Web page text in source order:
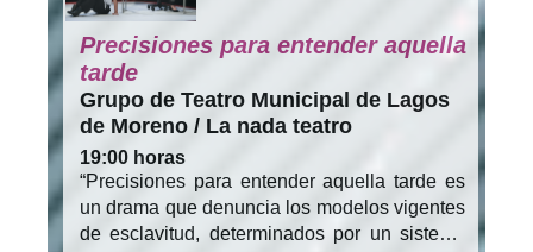
los emisarios de su padre en las filas villistas.
Cautivados por la belleza y la virginal
inocencia de la joven vestida de blanco, los
tres militares se enamoran de ella. Pero Rosa
a su vez se interesa, con nutrido recato, sólo
y problemas de celos entre los tres dorados
de Villa.
Precisiones para entender aquella
tarde
Grupo de Teatro Municipal de Lagos
de Moreno / La nada teatro
19:00 horas
“Precisiones para entender aquella tarde es
un drama que denuncia los modelos vigentes
de esclavitud, determinados por un sistema